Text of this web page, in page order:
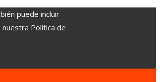
puede incluir
Política de